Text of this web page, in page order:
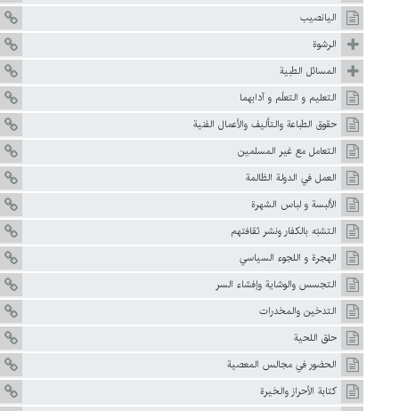
اليانصيب
الرشوة
المسائل الطبية
التعليم و التعلّم و آدابهما
حقوق الطباعة والتأليف والأعمال الفنية
التعامل مع غير المسلمين
العمل في الدولة الظالمة
الألبسة و لباس الشهرة
التشبّه بالكفار ونشر ثقافتهم
الهجرة و اللجوء السياسي
التجسس والوشاية وإفشاء السر
التدخين والمخدرات
حلق اللحية
الحضور في مجالس المعصية
کتابة‌ الأحراز والخيرة